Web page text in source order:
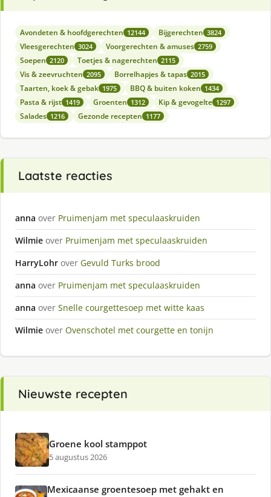
Avondeten & hoofdgerechten 12144 Bijgerechten 3824
Vleesgerechten 3024 Voorgerechten & amuses 2759
Soepen 2120 Toetjes & nagerechten 2115
Vis & zeevruchten 2095 Borrelhapjes & tapas 2015
Taarten, koek & gebak 1975 BBQ & buiten koken 1434
Pasta & rijst 1419 Groenten 1312 Kip & gevogelte 1297
Salades 1216 Gezonde recepten 1177
Laatste reacties
anna over Pruimenjam met speculaaskruiden
Wilmie over Pruimenjam met speculaaskruiden
HarryLohr over Gevuld Turks brood
anna over Pruimenjam met speculaaskruiden
anna over Snelle courgettesoep met witte kaas
Wilmie over Ovenschotel met courgette en tonijn
Nieuwste recepten
Groene kool stamppot
5 augustus 2026
Mexicaanse groentesoep met gehakt en